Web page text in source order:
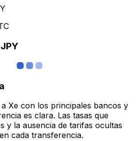
Xe con los principales bancos y
es clara. Las tasas que
y la ausencia de tarifas ocultas
cada transferencia.